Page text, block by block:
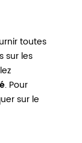
toutes
sur les
. Pour
sur le
vieilli x 2